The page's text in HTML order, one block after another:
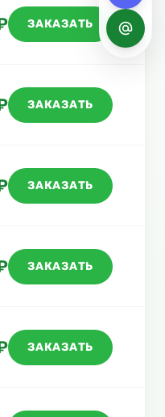
ЗАКАЗАТЬ
ЗАКАЗАТЬ
ЗАКАЗАТЬ
ЗАКАЗАТЬ
ЗАКАЗАТЬ